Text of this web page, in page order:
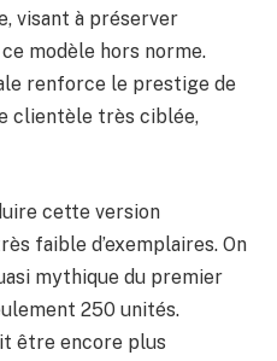
visant à préserver
modèle hors norme.
renforce le prestige de
clientèle très ciblée,
cette version
faible d’exemplaires. On
mythique du premier
250 unités.
être encore plus